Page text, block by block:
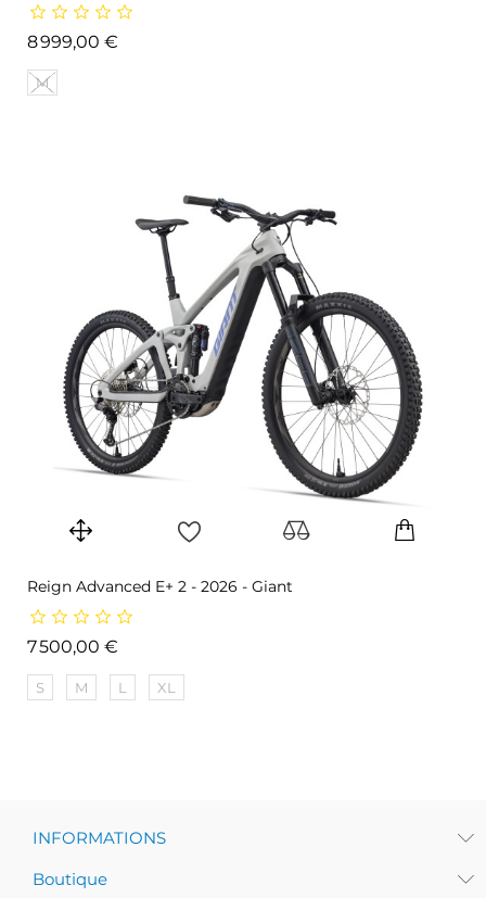
8 999,00 €
M
Reign Advanced E+ 2 - 2026 - Giant
7 500,00 €
S M L XL
INFORMATIONS
Boutique